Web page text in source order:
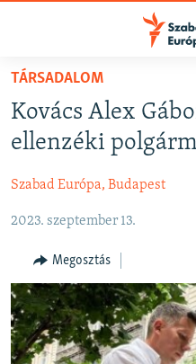
Akadálymentes
Ugrás
fő
oldalra
Ugrás
NAPIRENDEN
AKTUÁLIS
VIDEÓK
ELEMZŐ
NER15
SZABADON
TÁRSADALOM
DEMOKRÁCIA
TÁRSADALOM
Kovács Alex
ellenzéki
Szabad Európa, Budapest
2023. szeptember 13.
Megosztás